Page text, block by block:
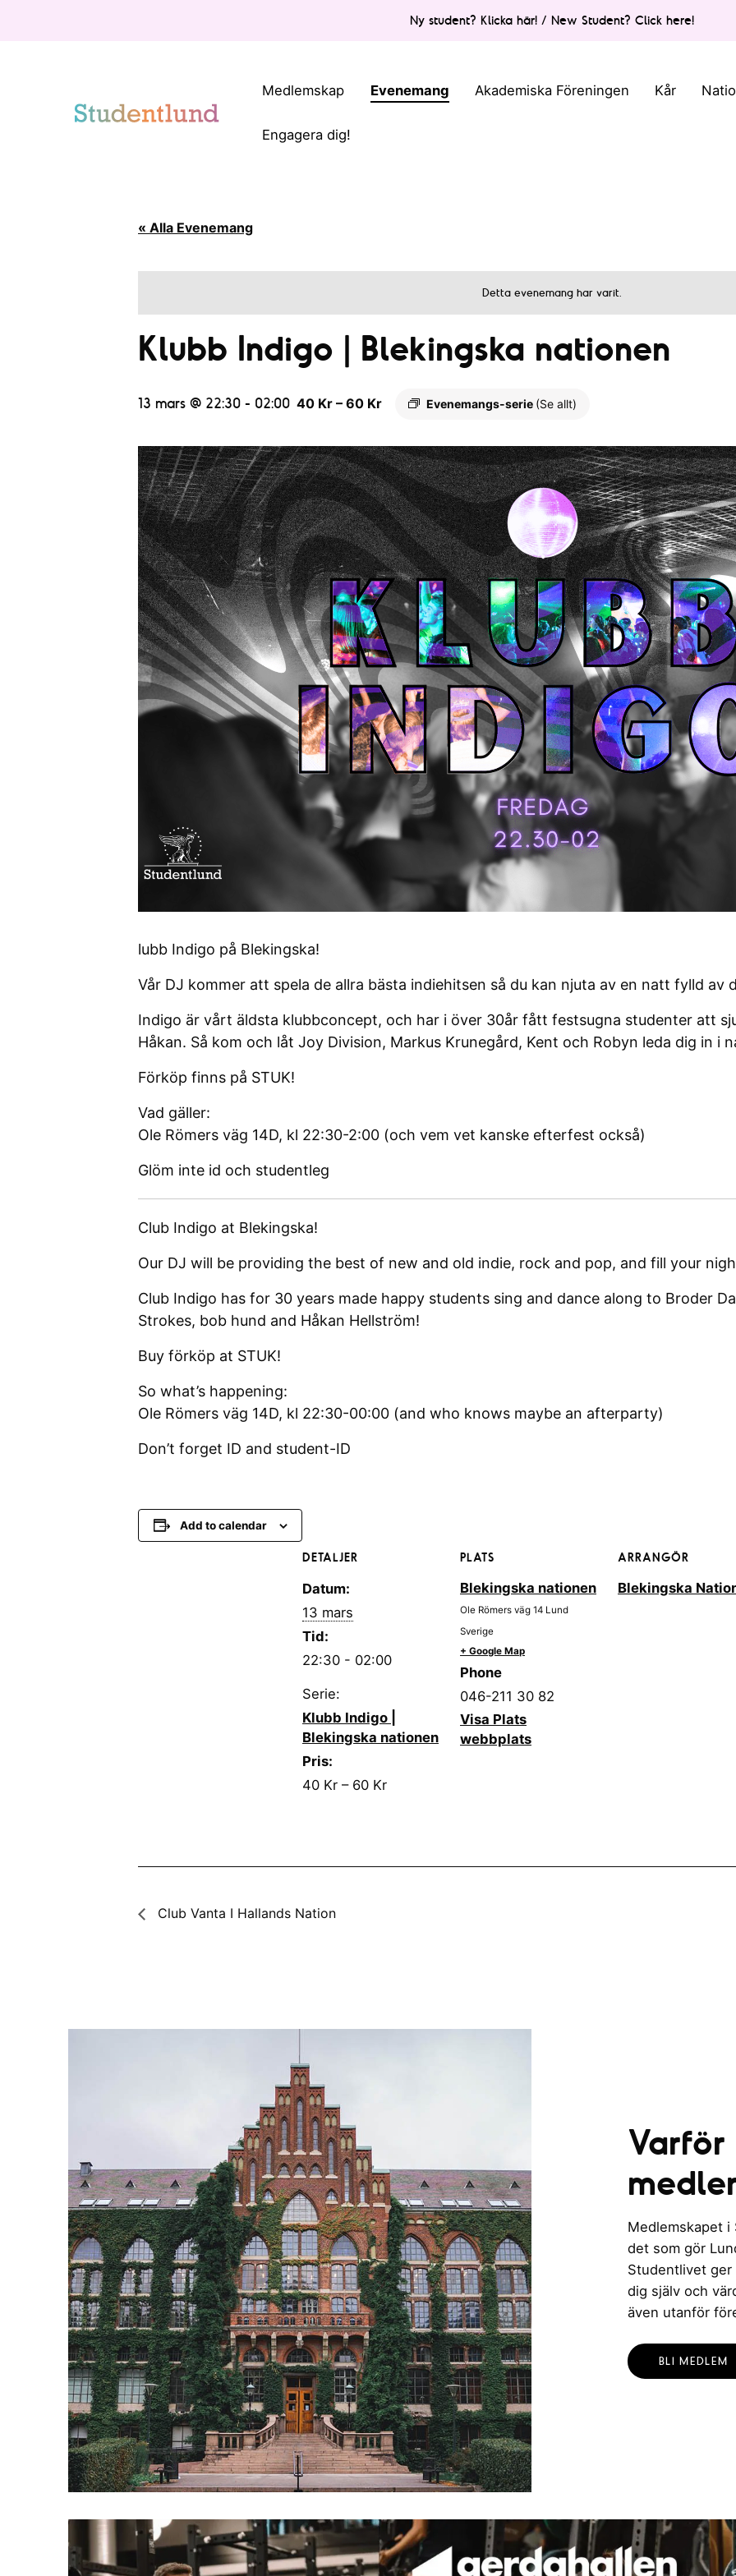
Ny student? Klicka här! / New Student? Click here!
Medlemskap Evenemang Akademiska Föreningen Kår
Engagera dig!
« Alla Evenemang
Detta evenemang har varit.
Klubb Indigo | Blekingska nationen
13 mars @ 22:30 - 02:00 Evenemangs-serie (Se allt)
40 Kr – 60 Kr
lubb Indigo på Blekingska!
Vår DJ kommer att spela de allra bästa indiehitsen så du kan njuta av en natt fylld av
Indigo är vårt äldsta klubbconcept, och har i över 30år fått festsugna studenter att
Håkan. Så kom och låt Joy Division, Markus Krunegård, Kent och Robyn leda dig in i
Förköp finns på STUK!
Vad gäller:
Ole Römers väg 14D, kl 22:30-2:00 (och vem vet kanske efterfest också)
Glöm inte id och studentleg
Club Indigo at Blekingska!
Our DJ will be providing the best of new and old indie, rock and pop, and fill your
Club Indigo has for 30 years made happy students sing and dance along to Broder
Strokes, bob hund and Håkan Hellström!
Buy förköp at STUK!
So what’s happening:
Ole Römers väg 14D, kl 22:30-00:00 (and who knows maybe an afterparty)
Don’t forget ID and student-ID
Add to calendar
DETALJER
Datum:
13 mars
Tid:
22:30 - 02:00
Serie:
Klubb Indigo |
Blekingska nationen
Pris:
40 Kr – 60 Kr
PLATS
Blekingska nationen
Ole Römers väg 14 Lund
Sverige
+ Google Map
Phone
046-211 30 82
Visa Plats
webbplats
ARRANGÖR
Blekingska
Club Vanta I Hallands Nation
Varför
Medlemskapet
det som gör
Studentlivet ger
dig själv och
även utanför
BLI MEDLEM